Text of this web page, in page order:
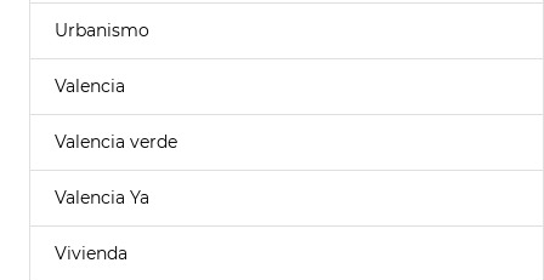
Urbanismo
Valencia
Valencia verde
Valencia Ya
Vivienda